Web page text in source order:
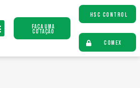
Faça uma
Cotação
HSC CONTROL
COMEX